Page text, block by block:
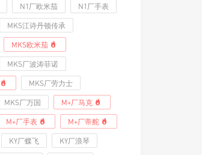
N1厂欧米茄 N1厂手表
MKS江诗丹顿传承
MKS欧米茄
MKS厂波涛菲诺
MKS厂劳力士
MKS厂万国 M+厂马克
M+厂手表 M+厂帝舵
KY厂蝶飞 KY厂浪琴